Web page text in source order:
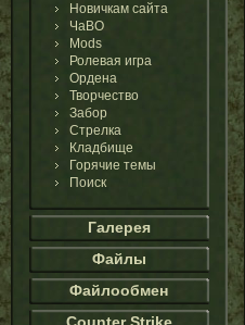
Новичкам сайта
ЧаВО
Mods
Ролевая игра
Ордена
Творчество
Забор
Стрелка
Кладбище
Горячие темы
Поиск
Галерея
Файлы
Файлообмен